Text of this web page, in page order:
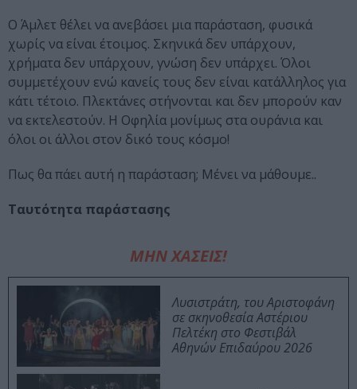
Ο Άμλετ θέλει να ανεβάσει μια παράσταση, φυσικά
χωρίς να είναι έτοιμος. Σκηνικά δεν υπάρχουν,
χρήματα δεν υπάρχουν, γνώση δεν υπάρχει. Όλοι
συμμετέχουν ενώ κανείς τους δεν είναι κατάλληλος για
κάτι τέτοιο. Πλεκτάνες στήνονται και δεν μπορούν καν
να εκτελεστούν. Η Οφηλία μονίμως στα ουράνια και
όλοι οι άλλοι στον δικό τους κόσμο!
Πως θα πάει αυτή η παράσταση; Μένει να μάθουμε..
Ταυτότητα παράστασης
ΜΗΝ ΧΑΣΕΙΣ!
Λυσιστράτη, του Αριστοφάνη
σε σκηνοθεσία Αστέριου
Πελτέκη στο Φεστιβάλ
Αθηνών Επιδαύρου 2026